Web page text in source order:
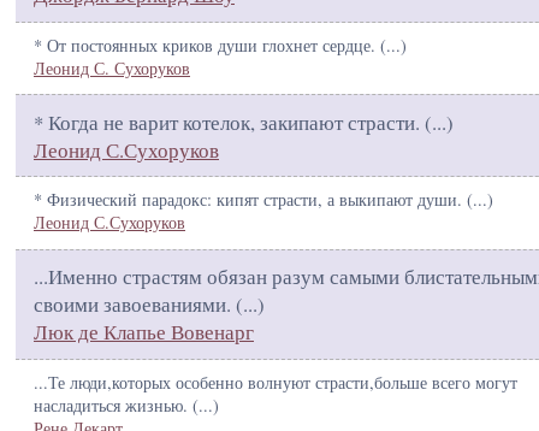
* От постоянных криков души глохнет сердце. (...)
Леонид С. Сухоруков
* Когда не варит котелок, закипают страсти. (...)
Леонид С.Сухоруков
* Физический парадокс: кипят страсти, а выкипают души. (...)
Леонид С.Сухоруков
...Именно страстям обязан разум самыми
своими завоеваниями. (...)
Люк де Клапье Вовенарг
...Те люди,которых особенно волнуют страсти,больше всего могут
насладиться жизнью. (...)